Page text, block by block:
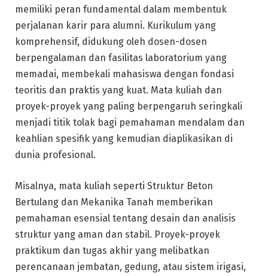
memiliki peran fundamental dalam membentuk
perjalanan karir para alumni. Kurikulum yang
komprehensif, didukung oleh dosen-dosen
berpengalaman dan fasilitas laboratorium yang
memadai, membekali mahasiswa dengan fondasi
teoritis dan praktis yang kuat. Mata kuliah dan
proyek-proyek yang paling berpengaruh seringkali
menjadi titik tolak bagi pemahaman mendalam dan
keahlian spesifik yang kemudian diaplikasikan di
dunia profesional.
Misalnya, mata kuliah seperti Struktur Beton
Bertulang dan Mekanika Tanah memberikan
pemahaman esensial tentang desain dan analisis
struktur yang aman dan stabil. Proyek-proyek
praktikum dan tugas akhir yang melibatkan
perencanaan jembatan, gedung, atau sistem irigasi,